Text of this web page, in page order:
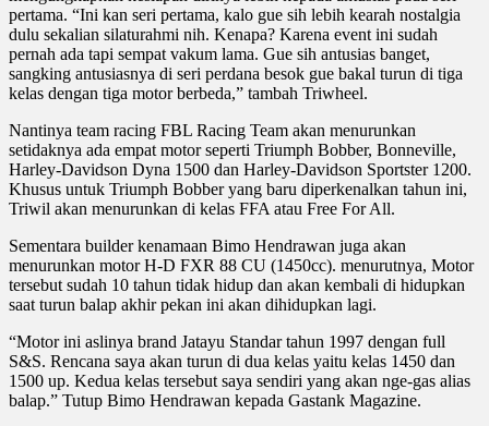
pertama. “Ini kan seri pertama, kalo gue sih lebih kearah nostalgia
dulu sekalian silaturahmi nih. Kenapa? Karena event ini sudah
pernah ada tapi sempat vakum lama. Gue sih antusias banget,
sangking antusiasnya di seri perdana besok gue bakal turun di tiga
kelas dengan tiga motor berbeda,” tambah Triwheel.
Nantinya team racing FBL Racing Team akan menurunkan
setidaknya ada empat motor seperti Triumph Bobber, Bonneville,
Harley-Davidson Dyna 1500 dan Harley-Davidson Sportster 1200.
Khusus untuk Triumph Bobber yang baru diperkenalkan tahun ini,
Triwil akan menurunkan di kelas FFA atau Free For All.
Sementara builder kenamaan Bimo Hendrawan juga akan
menurunkan motor H-D FXR 88 CU (1450cc). menurutnya, Motor
tersebut sudah 10 tahun tidak hidup dan akan kembali di hidupkan
saat turun balap akhir pekan ini akan dihidupkan lagi.
“Motor ini aslinya brand Jatayu Standar tahun 1997 dengan full
S&S. Rencana saya akan turun di dua kelas yaitu kelas 1450 dan
1500 up. Kedua kelas tersebut saya sendiri yang akan nge-gas alias
balap.” Tutup Bimo Hendrawan kepada Gastank Magazine.